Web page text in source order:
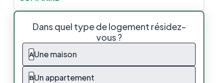
Dans quel type de logement résidez-
vous ?
AUne maison
BUn appartement
Diversité dans les économies
Les panneaux solaires sont-ils rentables ?